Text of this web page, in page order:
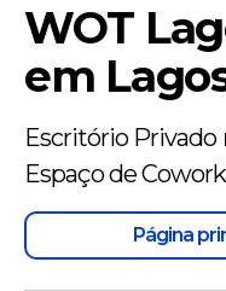
WOT
em
Escritório Privado
Espaço de
Página